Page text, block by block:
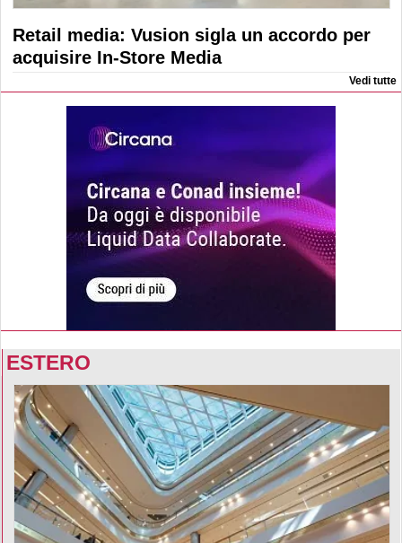
Retail media: Vusion sigla un accordo per
acquisire In-Store Media
Vedi tutte
ESTERO